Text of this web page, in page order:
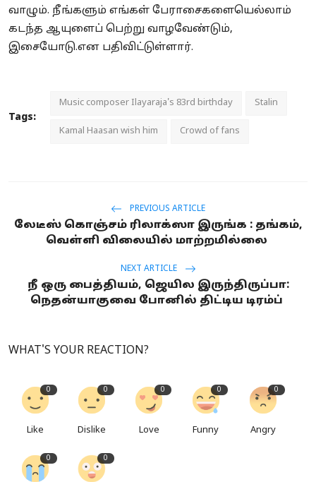
வாழும். நீங்களும் எங்கள் பேராசைகளையெல்லாம்
கடந்த ஆயுளைப் பெற்று வாழவேண்டும்,
இசையோடு.என பதிவிட்டுள்ளார்.
Tags:
Music composer Ilayaraja's 83rd birthday Stalin
Kamal Haasan wish him Crowd of fans
PREVIOUS ARTICLE
லேடீஸ் கொஞ்சம் ரிலாக்ஸா இருங்க : தங்கம்,
வெள்ளி விலையில் மாற்றமில்லை
NEXT ARTICLE
நீ ஒரு பைத்தியம், ஜெயில இருந்திருப்பா:
நெதன்யாகுவை போனில் திட்டிய டிரம்ப்
WHAT'S YOUR REACTION?
0
Like
0
Dislike
0
Love
0
Funny
0
Angry
0 0